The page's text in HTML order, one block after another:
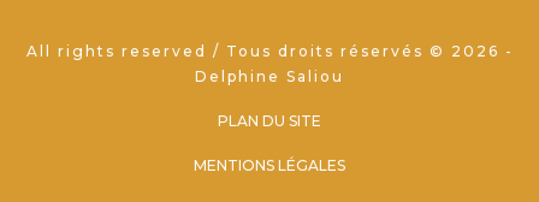
All rights reserved / Tous droits réservés © 2026 -
Delphine Saliou
PLAN DU SITE
MENTIONS LÉGALES